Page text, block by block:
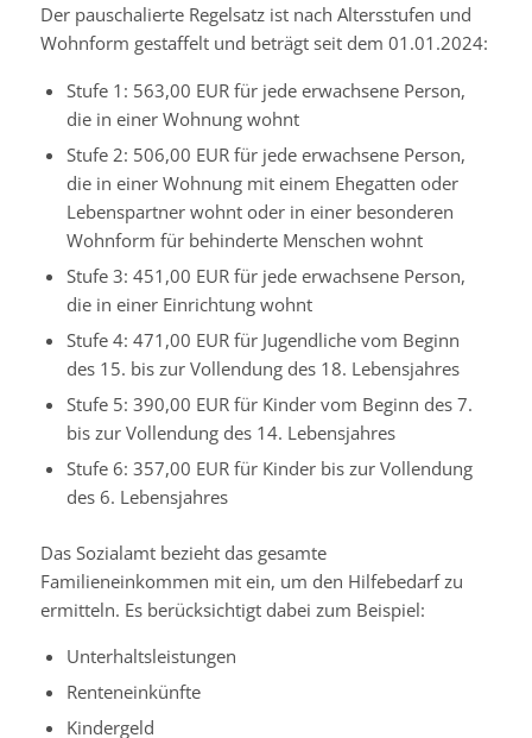
Der pauschalierte Regelsatz ist nach Altersstufen und
Wohnform gestaffelt und beträgt seit dem 01.01.2024:
Stufe 1: 563,00 EURfür jede erwachsene Person,
die in einer Wohnung wohnt
Stufe 2: 506,00 EURfür jede erwachsene Person,
die in einer Wohnung mit einem Ehegatten oder
Lebenspartner wohnt oder in einer besonderen
Wohnform für behinderte Menschen wohnt
Stufe 3: 451,00 EURfür jede erwachsene Person,
die in einer Einrichtung wohnt
Stufe 4: 471,00 EURfür Jugendliche vom Beginn
des 15. bis zur Vollendung des 18. Lebensjahres
Stufe 5: 390,00 EURfür Kinder vom Beginn des 7.
bis zur Vollendung des 14. Lebensjahres
Stufe 6: 357,00 EURfür Kinder bis zur Vollendung
des 6. Lebensjahres
Das Sozialamt bezieht das gesamte
Familieneinkommen mit ein, um den Hilfebedarf zu
ermitteln. Es berücksichtigt dabei zum Beispiel:
Unterhaltsleistungen
Renteneinkünfte
Kindergeld